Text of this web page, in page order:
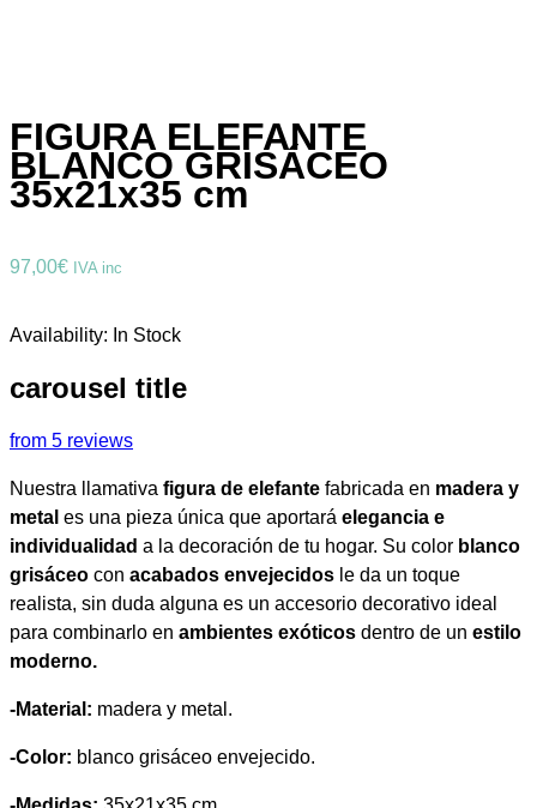
FIGURA ELEFANTE
BLANCO GRISÁCEO
35x21x35 cm
97,00€ IVA inc
Availability: In Stock
carousel title
from 5 reviews
Nuestra llamativa figura de elefante fabricada en madera y
metal es una pieza única que aportará elegancia e
individualidad a la decoración de tu hogar. Su color blanco
grisáceo con acabados envejecidos le da un toque
realista, sin duda alguna es un accesorio decorativo ideal
para combinarlo en ambientes exóticos dentro de un estilo
moderno.
-Material: madera y metal.
-Color: blanco grisáceo envejecido.